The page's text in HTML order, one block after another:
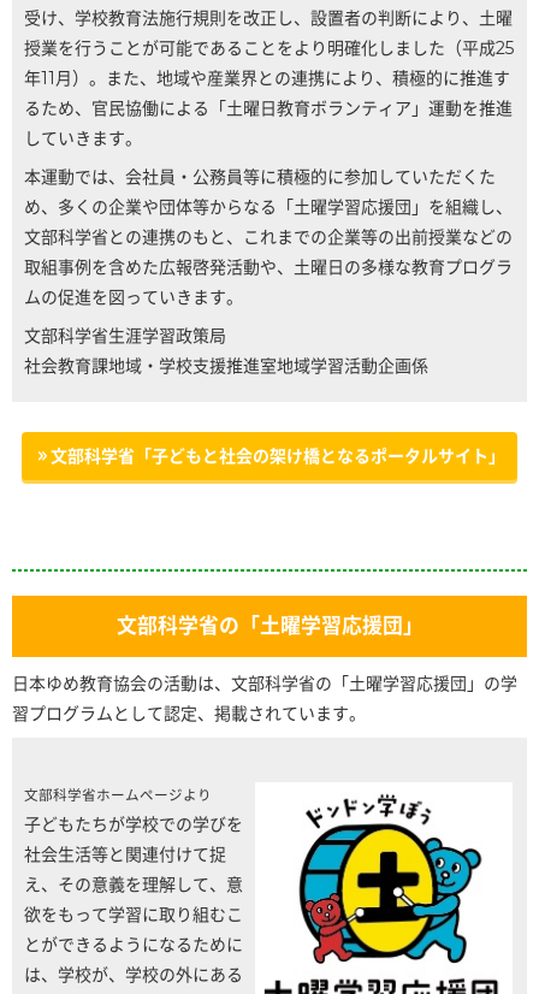
受け、学校教育法施行規則を改正し、設置者の判断により、土曜
授業を行うことが可能であることをより明確化しました（平成25
年11月）。また、地域や産業界との連携により、積極的に推進す
るため、官民協働による「土曜日教育ボランティア」運動を推進
していきます。
本運動では、会社員・公務員等に積極的に参加していただくた
め、多くの企業や団体等からなる「土曜学習応援団」を組織し、
文部科学省との連携のもと、これまでの企業等の出前授業などの
取組事例を含めた広報啓発活動や、土曜日の多様な教育プログラ
ムの促進を図っていきます。
文部科学省生涯学習政策局
社会教育課地域・学校支援推進室地域学習活動企画係
文部科学省「子どもと社会の架け橋となるポータルサイト」
文部科学省の「土曜学習応援団」
日本ゆめ教育協会の活動は、文部科学省の「土曜学習応援団」の学
習プログラムとして認定、掲載されています。
文部科学省ホームページより
子どもたちが学校での学びを
社会生活等と関連付けて捉
え、その意義を理解して、意
欲をもって学習に取り組むこ
とができるようになるために
は、学校が、学校の外にある